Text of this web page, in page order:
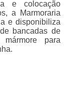
e colocação
a Marmoraria
e disponibiliza
bancadas de
para